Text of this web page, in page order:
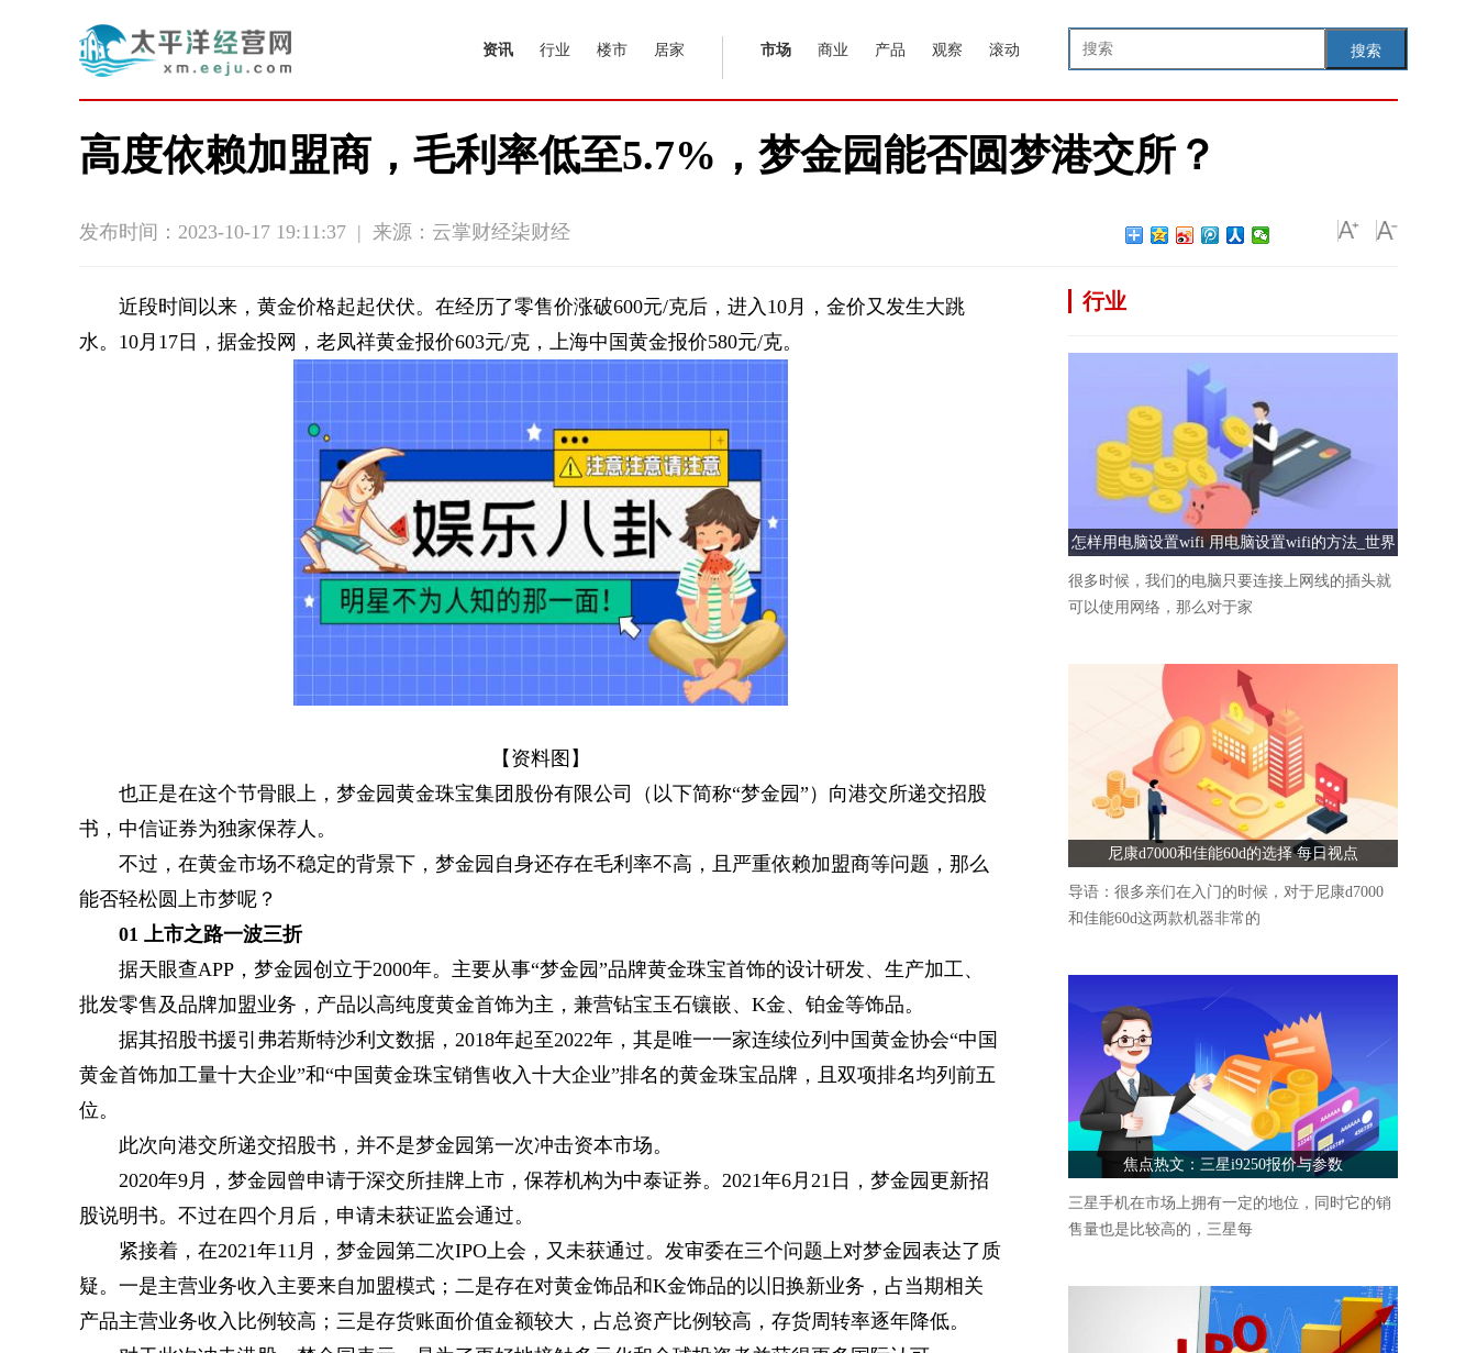
搜索
资讯 行业 楼市 居家 市场 商业 产品 观察 滚动
高度依赖加盟商，毛利率低至5.7%，梦金园能否圆梦港交所？
发布时间：2023-10-17 19:11:37 | 来源：云掌财经柒财经
近段时间以来，黄金价格起起伏伏。在经历了零售价涨破600元/克后，进入10月，金价又发生大跳
水。10月17日，据金投网，老凤祥黄金报价603元/克，上海中国黄金报价580元/克。
【资料图】
也正是在这个节骨眼上，梦金园黄金珠宝集团股份有限公司（以下简称“梦金园”）向港交所递交招股
书，中信证券为独家保荐人。
不过，在黄金市场不稳定的背景下，梦金园自身还存在毛利率不高，且严重依赖加盟商等问题，那么
能否轻松圆上市梦呢？
01 上市之路一波三折
据天眼查APP，梦金园创立于2000年。主要从事“梦金园”品牌黄金珠宝首饰的设计研发、生产加工、
批发零售及品牌加盟业务，产品以高纯度黄金首饰为主，兼营钻宝玉石镶嵌、K金、铂金等饰品。
据其招股书援引弗若斯特沙利文数据，2018年起至2022年，其是唯一一家连续位列中国黄金协会“中国
黄金首饰加工量十大企业”和“中国黄金珠宝销售收入十大企业”排名的黄金珠宝品牌，且双项排名均列前五
位。
此次向港交所递交招股书，并不是梦金园第一次冲击资本市场。
2020年9月，梦金园曾申请于深交所挂牌上市，保荐机构为中泰证券。2021年6月21日，梦金园更新招
股说明书。不过在四个月后，申请未获证监会通过。
紧接着，在2021年11月，梦金园第二次IPO上会，又未获通过。发审委在三个问题上对梦金园表达了质
疑。一是主营业务收入主要来自加盟模式；二是存在对黄金饰品和K金饰品的以旧换新业务，占当期相关
产品主营业务收入比例较高；三是存货账面价值金额较大，占总资产比例较高，存货周转率逐年降低。
行业
怎样用电脑设置wifi 用电脑设置wifi的方法_世界
速看
很多时候，我们的电脑只要连接上网线的插头就
可以使用网络，那么对于家
尼康d7000和佳能60d的选择 每日视点
导语：很多亲们在入门的时候，对于尼康d7000
和佳能60d这两款机器非常的
焦点热文：三星i9250报价与参数
三星手机在市场上拥有一定的地位，同时它的销
售量也是比较高的，三星每